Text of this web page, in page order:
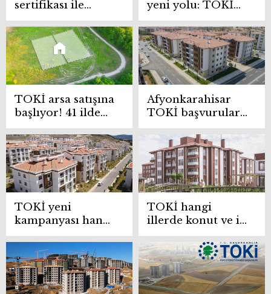
sertifikası ile
konut alımı
başlıyor! İstanbul
konut piyasasında
yeni dönem:
Bakan Kurum’dan
detaylar
yeni yolu: TOKİ
ve Emlak
Konut’tan
gayrimenkul
sertifikası
TOKİ arsa satışına
başlıyor! 41 ilde
arsa fiyatları
duyuruldu
Afyonkarahisar
TOKİ başvuruları
ne zaman 2025?
TOKİ yeni
kampanyası hangi
illerde? Murat
Kurum 250 bin
konut
başvurularını
duyurdu
TOKİ hangi
illerde konut ve iş
yeri satacak?